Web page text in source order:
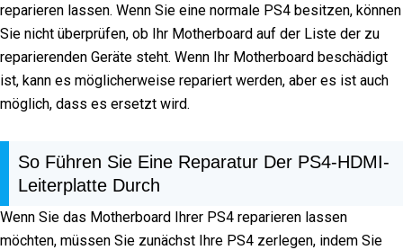
reparieren lassen. Wenn Sie eine normale PS4 besitzen, können
Sie nicht überprüfen, ob Ihr Motherboard auf der Liste der zu
reparierenden Geräte steht. Wenn Ihr Motherboard beschädigt
ist, kann es möglicherweise repariert werden, aber es ist auch
möglich, dass es ersetzt wird.
So Führen Sie Eine Reparatur Der PS4-HDMI-
Leiterplatte Durch
Wenn Sie das Motherboard Ihrer PS4 reparieren lassen
möchten, müssen Sie zunächst Ihre PS4 zerlegen, indem Sie